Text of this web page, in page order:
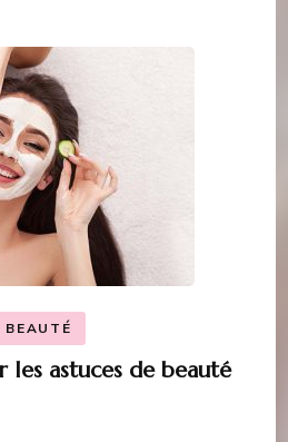
BEAUTÉ
les astuces de beauté